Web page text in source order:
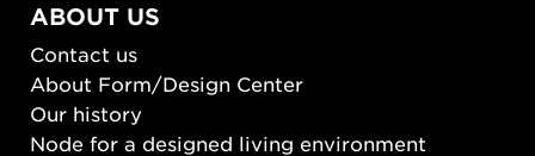
ABOUT US
Contact us
About Form/Design Center
Our history
Node for a designed living environment